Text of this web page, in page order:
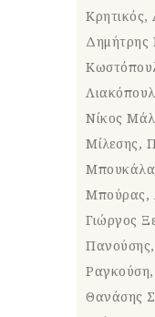
Κρητικός,
Δημήτρης
Νίκος
Μίλεσης,
Μπούρας,
Γιώργος
Θανάσης